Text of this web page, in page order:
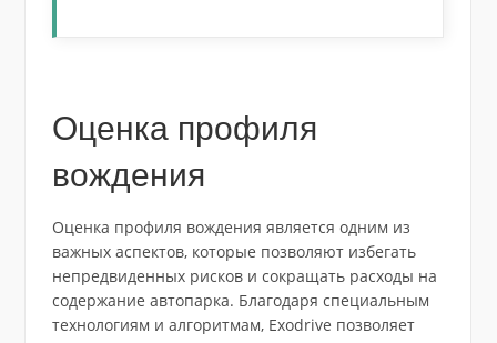
Оценка профиля
вождения
Оценка профиля вождения является одним из
важных аспектов, которые позволяют избегать
непредвиденных рисков и сокращать расходы на
содержание автопарка. Благодаря специальным
технологиям и алгоритмам, Exodrive позволяет